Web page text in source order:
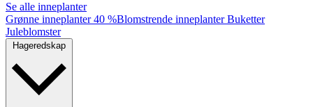
Se alle inneplanter
Grønne inneplanter40 %Blomstrende inneplanterBuketter
Juleblomster